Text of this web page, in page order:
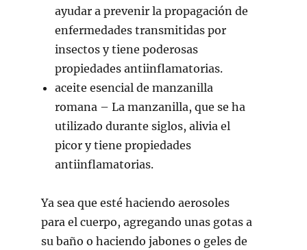
ayudar a prevenir la propagación de
enfermedades transmitidas por
insectos y tiene poderosas
propiedades antiinflamatorias.
aceite esencial de manzanilla
romana – La manzanilla, que se ha
utilizado durante siglos, alivia el
picor y tiene propiedades
antiinflamatorias.
Ya sea que esté haciendo aerosoles
para el cuerpo, agregando unas gotas a
su baño o haciendo jabones o geles de